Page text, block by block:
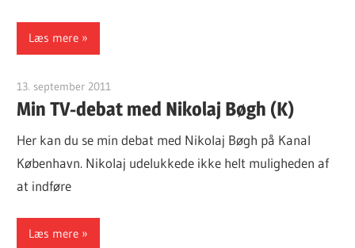
Læs mere
13. september 2011
Min TV-debat med Nikolaj Bøgh (K)
Her kan du se min debat med Nikolaj Bøgh på Kanal
København. Nikolaj udelukkede ikke helt muligheden af
at indføre
Læs mere